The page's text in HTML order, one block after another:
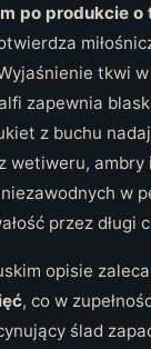
po produkcie
tkwi
zapewnia
z buchu
wetiweru, ambry
w
przez długi
opisie
, co w
ślad